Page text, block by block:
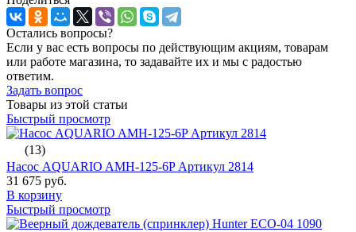
Остались вопросы?
Если у вас есть вопросы по действующим акциям, товарам
или работе магазина, то задавайте их и мы с радостью
ответим.
Задать вопрос
Товары из этой статьи
Быстрый просмотр
(13)
Насос AQUARIO AMH-125-6P Артикул 2814
31 675 руб.
В корзину
Быстрый просмотр